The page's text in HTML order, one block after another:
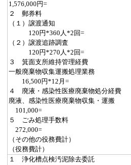
1,576,000円=
２ 郵券料
（１）譲渡通知
120円*360人*2回=
（２）譲渡追跡調査
120円*270人*2回=
３ 箕面支所維持管理経費
一般廃棄物収集運搬処理業務
16,500円*12月=
４ 廃液・感染性医療廃棄物処分経費
廃液、感染性医療廃棄物収集・運搬
101,000=
５ ごみ処理手数料
272,000=
（その他の役務費計）
（役務費計）
１ 浄化槽点検汚泥除去委託